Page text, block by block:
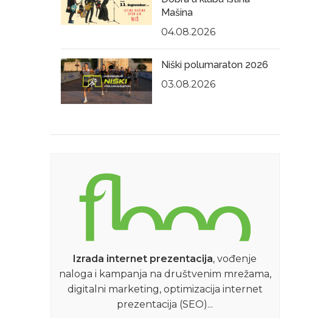
Mašina
04.08.2026
Niški polumaraton 2026
03.08.2026
Izrada internet prezentacija, vođenje
naloga i kampanja na društvenim mrežama,
digitalni marketing, optimizacija internet
prezentacija (SEO)...